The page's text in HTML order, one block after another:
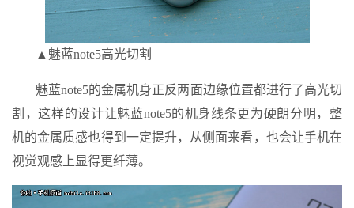
▲魅蓝note5高光切割
魅蓝note5的金属机身正反两面边缘位置都进行了高光切
割，这样的设计让魅蓝note5的机身线条更为硬朗分明，整
机的金属质感也得到一定提升，从侧面来看，也会让手机在
视觉观感上显得更纤薄。